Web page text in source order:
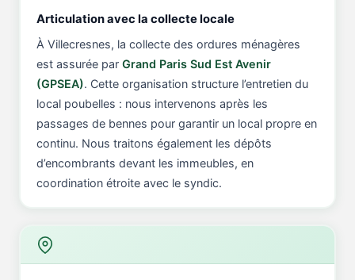
Articulation avec la collecte locale
À Villecresnes, la collecte des ordures ménagères
est assurée par Grand Paris Sud Est Avenir
(GPSEA). Cette organisation structure l’entretien du
local poubelles : nous intervenons après les
passages de bennes pour garantir un local propre en
continu. Nous traitons également les dépôts
d’encombrants devant les immeubles, en
coordination étroite avec le syndic.